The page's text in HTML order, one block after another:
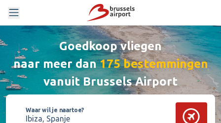
Goedkoop vliegen
naar meer dan175 bestemmingen
vanuit Brussels Airport
Waar wil je naartoe? Zoek